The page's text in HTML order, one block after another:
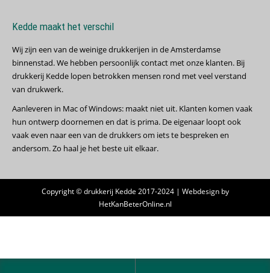
Kedde maakt het verschil
Wij zijn een van de weinige drukkerijen in de Amsterdamse
binnenstad. We hebben persoonlijk contact met onze klanten. Bij
drukkerij Kedde lopen betrokken mensen rond met veel verstand
van drukwerk.
Aanleveren in Mac of Windows: maakt niet uit. Klanten komen vaak
hun ontwerp doornemen en dat is prima. De eigenaar loopt ook
vaak even naar een van de drukkers om iets te bespreken en
andersom. Zo haal je het beste uit elkaar.
Copyright © drukkerij Kedde 2017-2024 | Webdesign by
HetKanBeterOnline.nl